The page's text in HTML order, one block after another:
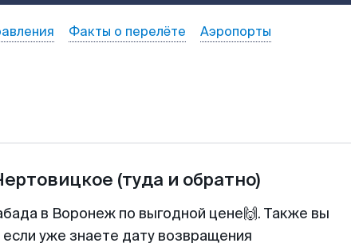
Факты о перелёте Аэропорты
(туда и обратно)
в Воронеж по выгодной цене🙌. Также вы
уже знаете дату возвращения